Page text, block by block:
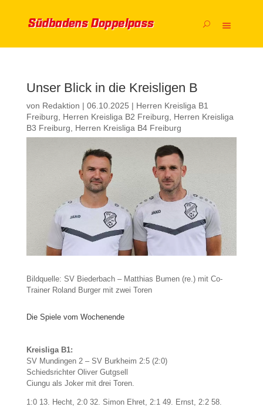
Unser Blick in die Kreisligen B
von Redaktion | 06.10.2025 | Herren Kreisliga B1
Freiburg
Herren Kreisliga B2 Freiburg
Herren Kreisliga
B3 Freiburg
Herren Kreisliga B4 Freiburg
Bildquelle: SV Biederbach – Matthias Bumen (re.) mit Co-
Trainer Roland Burger mit zwei Toren
Die Spiele vom Wochenende
Kreisliga B1:
SV Mundingen 2 – SV Burkheim 2:5 (2:0)
Schiedsrichter Oliver Gutgsell
Ciungu als Joker mit drei Toren.
1:0 13. Hecht, 2:0 32. Simon Ehret, 2:1 49. Ernst, 2:2 58.